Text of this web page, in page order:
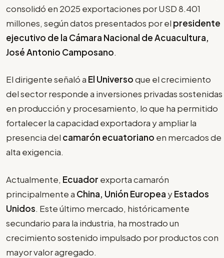
consolidó en 2025 exportaciones por USD 8.401
millones, según datos presentados por el presidente
ejecutivo de la Cámara Nacional de Acuacultura,
José Antonio Camposano.
El dirigente señaló a El Universoque el crecimiento
del sector responde a inversiones privadas sostenidas
en producción y procesamiento, lo que ha permitido
fortalecer la capacidad exportadora y ampliar la
presencia del camarón ecuatoriano en mercados de
alta exigencia.
Actualmente, Ecuador exporta camarón
principalmente a China, Unión Europea yEstados
Unidos. Este último mercado, históricamente
secundario para la industria, ha mostrado un
crecimiento sostenido impulsado por productos con
mayor valor agregado.